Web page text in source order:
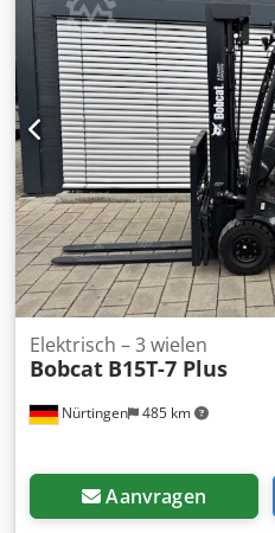
Nürtingen 485 km
Elektrisch – 3 wielen
Bobcat B15T-7 Plus
Aanvragen